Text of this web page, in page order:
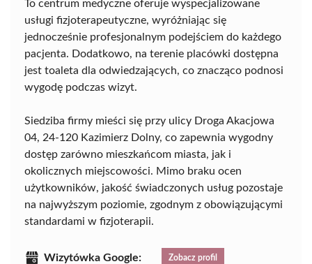
To centrum medyczne oferuje wyspecjalizowane
usługi fizjoterapeutyczne, wyróżniając się
jednocześnie profesjonalnym podejściem do każdego
pacjenta. Dodatkowo, na terenie placówki dostępna
jest toaleta dla odwiedzających, co znacząco podnosi
wygodę podczas wizyt.
Siedziba firmy mieści się przy ulicy Droga Akacjowa
04, 24-120 Kazimierz Dolny, co zapewnia wygodny
dostęp zarówno mieszkańcom miasta, jak i
okolicznych miejscowości. Mimo braku ocen
użytkowników, jakość świadczonych usług pozostaje
na najwyższym poziomie, zgodnym z obowiązującymi
standardami w fizjoterapii.
Wizytówka Google: Zobacz profil